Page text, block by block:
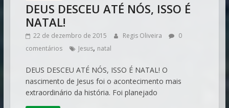
DEUS DESCEU ATÉ NÓS, ISSO É
NATAL!
22 de dezembro de 2015 Regis Oliveira
0
comentários
Jesus, natal
DEUS DESCEU ATÉ NÓS, ISSO É NATAL! O
nascimento de Jesus foi o acontecimento mais
extraordinário da história. Foi planejado